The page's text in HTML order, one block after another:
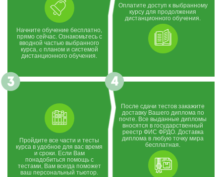
Начните обучение бесплатно,
прямо сейчас. Ознакомьтесь с
вводной частью выбранного
курса, c планом и системой
дистанционного обучения.
Оплатите доступ к выбранному
курсу для продолжения
дистанционного обучения.
Пройдите все части и тесты
курса в удобное для вас время
и сроки. Если Вам
понадобиться помощь с
тестами, Вам всегда поможет
ваш персональный тьютор.
После сдачи тестов закажите
доставку Вашего диплома по
почте. Все выданные дипломы
вносятся в государственный
реестр ФИС ФРДО. Доставка
диплома в любую точку мира
бесплатная.